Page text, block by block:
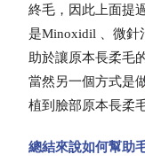
終毛，因此上面提
是Minoxidil 、微針
助於讓原本長柔毛
當然另一個方式是
植到臉部原本長柔
總結來說如何幫助